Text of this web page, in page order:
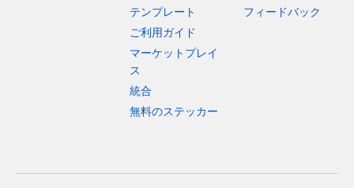
テンプレート
ご利用ガイド
マーケットプレイ
ス
統合
無料のステッカー
フィードバック